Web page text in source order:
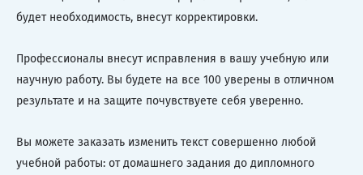
будет необходимость, внесут корректировки.
Профессионалы внесут исправления в вашу учебную или
научную работу. Вы будете на все 100 уверены в отличном
результате и на защите почувствуете себя уверенно.
Вы можете заказать изменить текст совершенно любой
учебной работы: от домашнего задания до дипломного